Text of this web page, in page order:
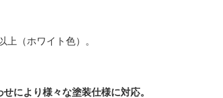
（ホワイト色）。
により様々な塗装仕様に対応。